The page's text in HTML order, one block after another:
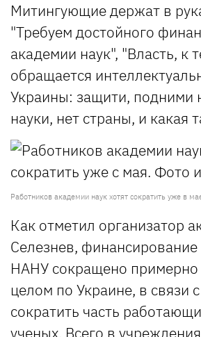
Митингующие держат в
"Требуем достойного
академии наук", "Власть, к
обращается
Украины: защити, подними
науки, нет страны, и какая
Работников академии наук хотят сократить уже в
Как отметил организатор
Селезнев,
НАНУ сокращено примерно
целом по Украине, в связи
сократить часть
ученых. Всего в